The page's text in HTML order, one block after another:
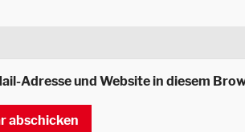
Adresse und Website in diesem